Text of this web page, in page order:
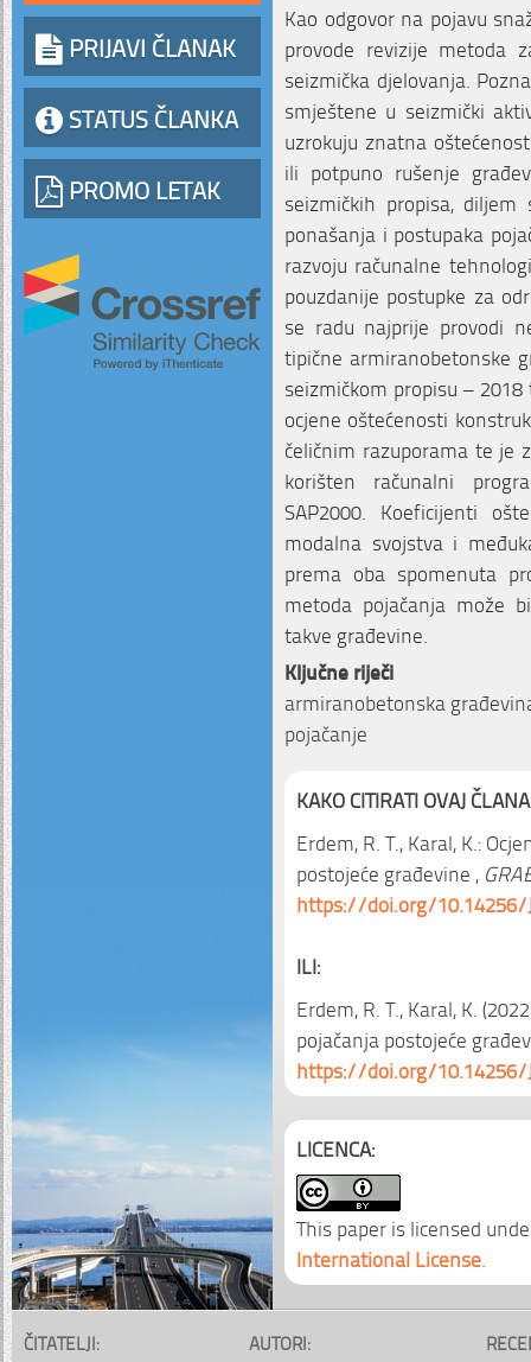
PRIJAVI ČLANAK
STATUS ČLANKA
PROMO LETAK
Kao odgovor na pojavu
provode revizije metoda
seizmička djelovanja.
smještene u seizmički
uzrokuju znatna
ili potpuno rušenje
seizmičkih propisa, diljem
ponašanja i postupaka
razvoju računalne
pouzdanije postupke za
se radu najprije provodi
tipične armiranobetonske
seizmičkom propisu –
ocjene oštećenosti
čeličnim razuporama te je
korišten računalni
SAP2000. Koeficijenti
modalna svojstva i
prema oba spomenuta
metoda pojačanja može
takve građevine.
Ključne riječi
armiranobetonska
pojačanje
KAKO CITIRATI OVAJ
Erdem, R. T., Karal, K.:
postojeće građevine ,
https://doi.org/10.14256/
ILI:
Erdem, R. T., Karal, K.
pojačanja postojeće
https://doi.org/10.14256/
LICENCA:
This paper is licensed
International License
ČITATELJI: AUTORI: